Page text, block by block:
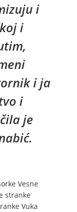
i
i
i ja
i
je
Vesne
stranke
Vuka